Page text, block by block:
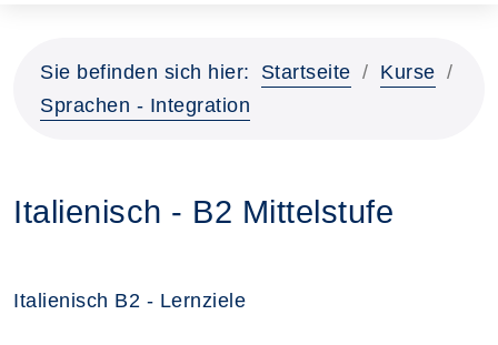
Sie befinden sich hier: Startseite
Kurse
Sprachen - Integration
Italienisch - B2 Mittelstufe
Italienisch B2 - Lernziele